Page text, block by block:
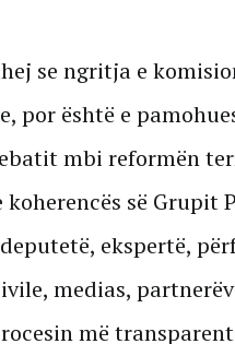
se ngritja e
por është e
mbi reformën
së Grupit
ekspertë,
medias,
më